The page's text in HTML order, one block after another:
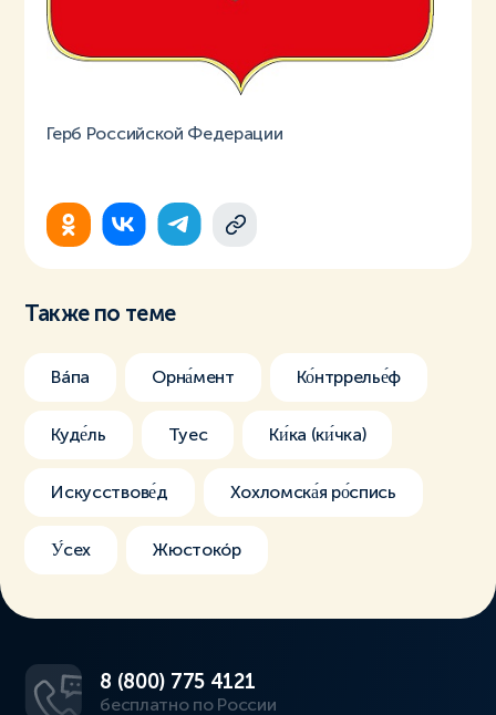
Герб Российской Федерации
Также по теме
Вáпа Орна́мент Ко́нтррелье́ф
Куде́ль Туес Ки́ка (ки́чка)
Искусствове́д Хохломска́я ро́спись
У́сех Жюстокóр
8 (800) 775 4121
бесплатно по России